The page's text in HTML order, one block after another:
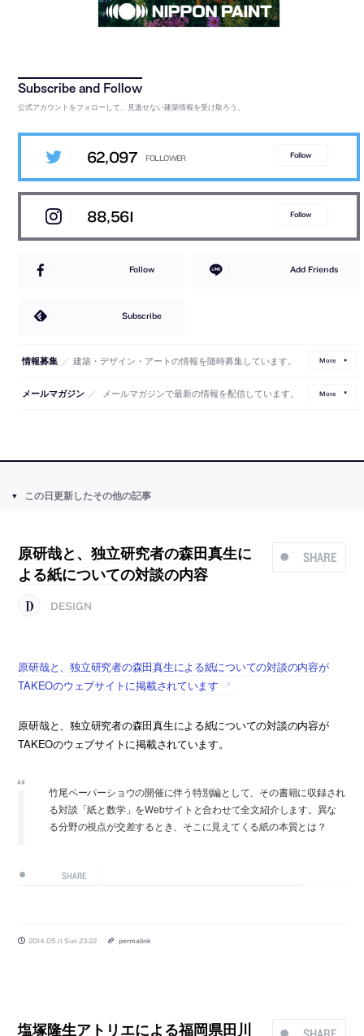
公式アカウントをフォローして、見逃せない建築情報を受け取ろう。
62,097 Follow
88,561 Follow
Follow Add Friends
Subscribe
情報募集 ／ 建築・デザイン・アートの情報を随時募集しています。 More
メールマガジン ／ メールマガジンで最新の情報を配信しています。 More
この日更新したその他の記事
SHARE
原研哉と、独立研究者の森田真生に
よる紙についての対談の内容
DESIGN
原研哉と、独立研究者の森田真生による紙についての対談の内容が
TAKEOのウェブサイトに掲載されています
原研哉と、独立研究者の森田真生による紙についての対談の内容が
TAKEOのウェブサイトに掲載されています。
竹尾ペーパーショウの開催に伴う特別編として、その書籍に収録され
る対談「紙と数学」をWebサイトと合わせて全文紹介します。異な
る分野の視点が交差するとき、そこに見えてくる紙の本質とは？
SHARE
2014.05.11 Sun 23:22 permalink
塩塚隆生アトリエによる福岡県田川